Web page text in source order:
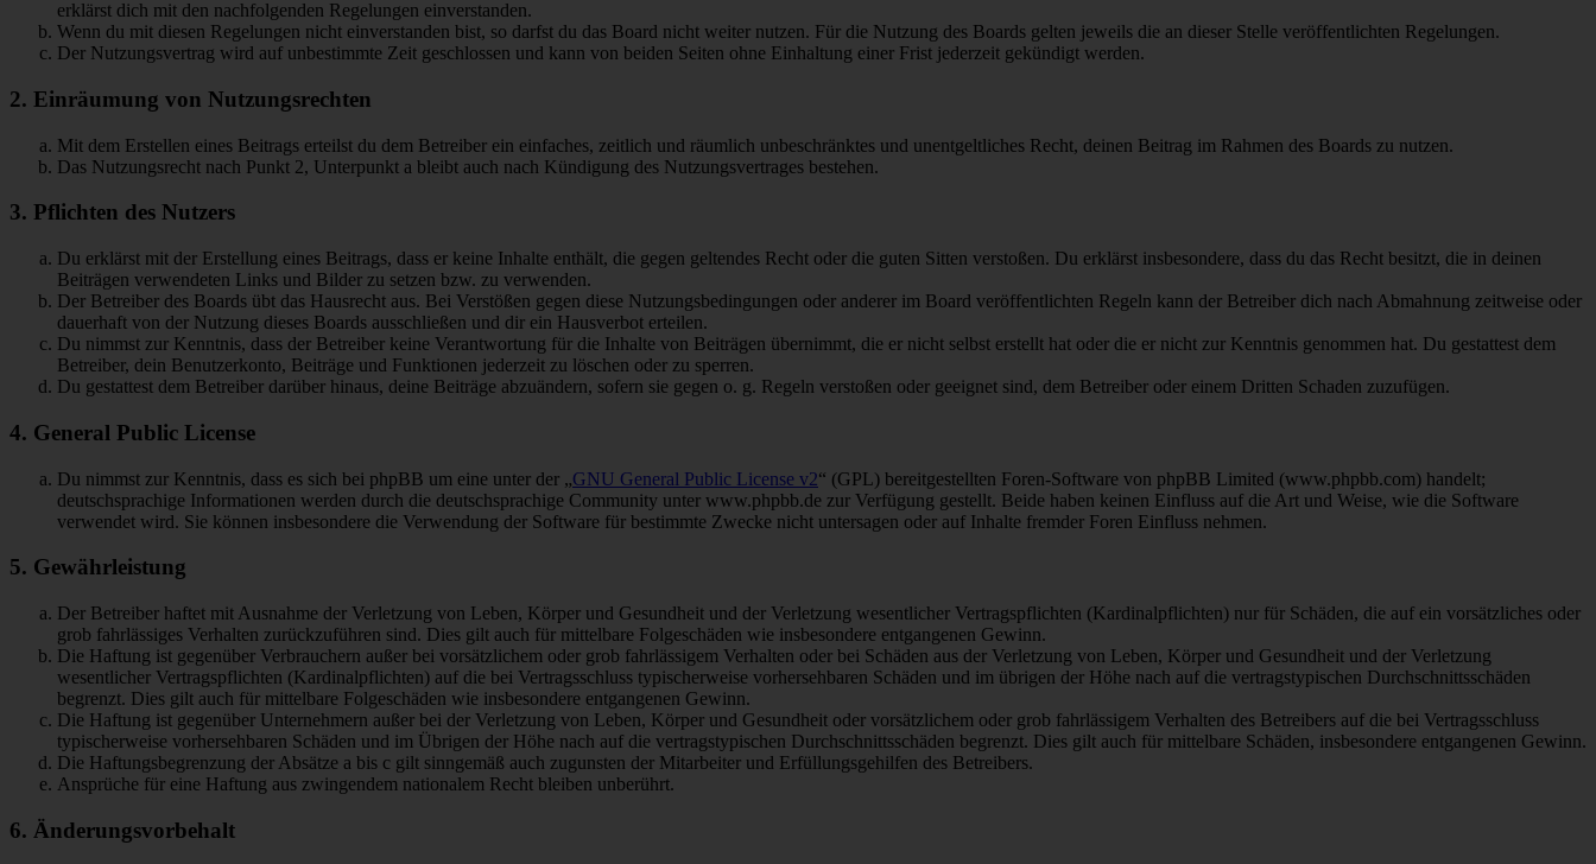
erklärst dich mit den nachfolgenden Regelungen einverstanden.
Wenn du mit diesen Regelungen nicht einverstanden bist, so darfst du das Board nicht weiter nutzen. Für die Nutzung des Boards gelten jeweils die an dieser Stelle veröffentlichten Regelungen.
Der Nutzungsvertrag wird auf unbestimmte Zeit geschlossen und kann von beiden Seiten ohne Einhaltung einer Frist jederzeit gekündigt werden.
2. Einräumung von Nutzungsrechten
Mit dem Erstellen eines Beitrags erteilst du dem Betreiber ein einfaches, zeitlich und räumlich unbeschränktes und unentgeltliches Recht, deinen Beitrag im Rahmen des Boards zu nutzen.
Das Nutzungsrecht nach Punkt 2, Unterpunkt a bleibt auch nach Kündigung des Nutzungsvertrages bestehen.
3. Pflichten des Nutzers
Du erklärst mit der Erstellung eines Beitrags, dass er keine Inhalte enthält, die gegen geltendes Recht oder die guten Sitten verstoßen. Du erklärst insbesondere, dass du das Recht besitzt, die in deinen
Beiträgen verwendeten Links und Bilder zu setzen bzw. zu verwenden.
Der Betreiber des Boards übt das Hausrecht aus. Bei Verstößen gegen diese Nutzungsbedingungen oder anderer im Board veröffentlichten Regeln kann der Betreiber dich nach Abmahnung zeitweise oder
dauerhaft von der Nutzung dieses Boards ausschließen und dir ein Hausverbot erteilen.
Du nimmst zur Kenntnis, dass der Betreiber keine Verantwortung für die Inhalte von Beiträgen übernimmt, die er nicht selbst erstellt hat oder die er nicht zur Kenntnis genommen hat. Du gestattest dem
Betreiber, dein Benutzerkonto, Beiträge und Funktionen jederzeit zu löschen oder zu sperren.
Du gestattest dem Betreiber darüber hinaus, deine Beiträge abzuändern, sofern sie gegen o. g. Regeln verstoßen oder geeignet sind, dem Betreiber oder einem Dritten Schaden zuzufügen.
4. General Public License
Du nimmst zur Kenntnis, dass es sich bei phpBB um eine unter der „GNU General Public License v2“ (GPL) bereitgestellten Foren-Software von phpBB Limited (www.phpbb.com) handelt;
deutschsprachige Informationen werden durch die deutschsprachige Community unter www.phpbb.de zur Verfügung gestellt. Beide haben keinen Einfluss auf die Art und Weise, wie die Software
verwendet wird. Sie können insbesondere die Verwendung der Software für bestimmte Zwecke nicht untersagen oder auf Inhalte fremder Foren Einfluss nehmen.
5. Gewährleistung
Der Betreiber haftet mit Ausnahme der Verletzung von Leben, Körper und Gesundheit und der Verletzung wesentlicher Vertragspflichten (Kardinalpflichten) nur für Schäden, die auf ein vorsätzliches oder
grob fahrlässiges Verhalten zurückzuführen sind. Dies gilt auch für mittelbare Folgeschäden wie insbesondere entgangenen Gewinn.
Die Haftung ist gegenüber Verbrauchern außer bei vorsätzlichem oder grob fahrlässigem Verhalten oder bei Schäden aus der Verletzung von Leben, Körper und Gesundheit und der Verletzung
wesentlicher Vertragspflichten (Kardinalpflichten) auf die bei Vertragsschluss typischerweise vorhersehbaren Schäden und im übrigen der Höhe nach auf die vertragstypischen Durchschnittsschäden
begrenzt. Dies gilt auch für mittelbare Folgeschäden wie insbesondere entgangenen Gewinn.
Die Haftung ist gegenüber Unternehmern außer bei der Verletzung von Leben, Körper und Gesundheit oder vorsätzlichem oder grob fahrlässigem Verhalten des Betreibers auf die bei Vertragsschluss
typischerweise vorhersehbaren Schäden und im Übrigen der Höhe nach auf die vertragstypischen Durchschnittsschäden begrenzt. Dies gilt auch für mittelbare Schäden, insbesondere entgangenen Gewinn.
Die Haftungsbegrenzung der Absätze a bis c gilt sinngemäß auch zugunsten der Mitarbeiter und Erfüllungsgehilfen des Betreibers.
Ansprüche für eine Haftung aus zwingendem nationalem Recht bleiben unberührt.
6. Änderungsvorbehalt